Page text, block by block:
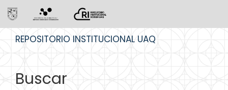
REPOSITORIO INSTITUCIONAL UAQ
Buscar